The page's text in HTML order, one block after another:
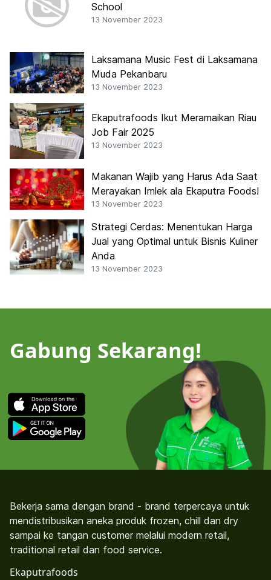
School
13 November 2023
Laksamana Music Fest di Laksamana
Muda Pekanbaru
13 November 2023
Ekaputrafoods Ikut Meramaikan Riau
Job Fair 2025
13 November 2023
Makanan Wajib yang Harus Ada Saat
Merayakan Imlek ala Ekaputra Foods!
13 November 2023
Strategi Cerdas: Menentukan Harga
Jual yang Optimal untuk Bisnis Kuliner
Anda
13 November 2023
Gabung Sekarang!
Bekerja sama dengan brand - brand terpercaya untuk
mendistribusikan aneka produk frozen, chill dan dry
sampai ke tangan customer melalui modern retail,
traditional retail dan food service.
Ekaputrafoods